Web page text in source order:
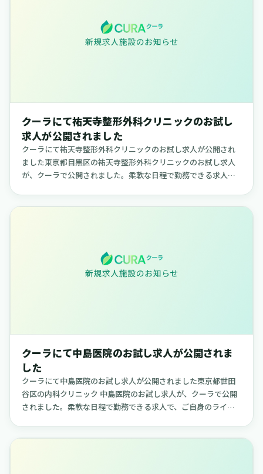
クーラにて祐天寺整形外科クリニックのお試し
求人が公開されました
クーラにて祐天寺整形外科クリニックのお試し求人が公開され
ました東京都目黒区の祐天寺整形外科クリニックのお試し求人
が、クーラで公開されました。柔軟な日程で勤務できる求人
クーラにて中島医院のお試し求人が公開されま
した
クーラにて中島医院のお試し求人が公開されました東京都世田
谷区の内科クリニック 中島医院のお試し求人が、クーラで公開
されました。柔軟な日程で勤務できる求人で、ご自身のライフ